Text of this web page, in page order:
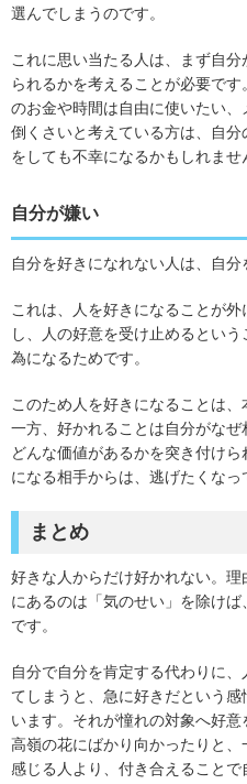
選んでしまうのです。
これに思い当たる人は、まず自
られるかを考えることが必要で
のお金や時間は自由に使いたい
倒くさいと考えている方は、自
をしても不幸になるかもしれませ
自分が嫌い
自分を好きになれない人は、自分
これは、人を好きになることが
し、人の好意を受け止めるとい
為になるためです。
このため人を好きになることは、
一方、好かれることは自分がな
どんな価値があるかを突き付け
になる相手からは、逃げたくなっ
まとめ
好きな人からだけ好かれない。
にあるのは「気のせい」を除け
です。
自分で自分を肯定する代わりに
てしまうと、急に好きだという
います。それが憧れの対象へ好
高嶺の花にばかり向かったりと
感じる人より、付き合えること